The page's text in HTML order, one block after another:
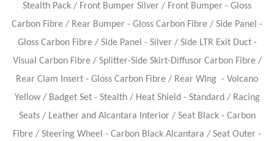
Stealth Pack / Front Bumper Silver / Front Bumper - Gloss
Carbon Fibre / Rear Bumper - Gloss Carbon Fibre / Side Panel -
Gloss Carbon Fibre / Side Panel - Silver / Side LTR Exit Duct -
Visual Carbon Fibre / Splitter-Side Skirt-Diffusor Carbon Fibre /
Rear Clam Insert - Gloss Carbon Fibre / Rear WIng - Volcano
Yellow / Badget Set - Stealth / Heat Shield - Standard / Racing
Seats / Leather and Alcantara Interior / Seat Black - Carbon
Fibre / Steering Wheel - Carbon Black Alcantara / Seat Outer -